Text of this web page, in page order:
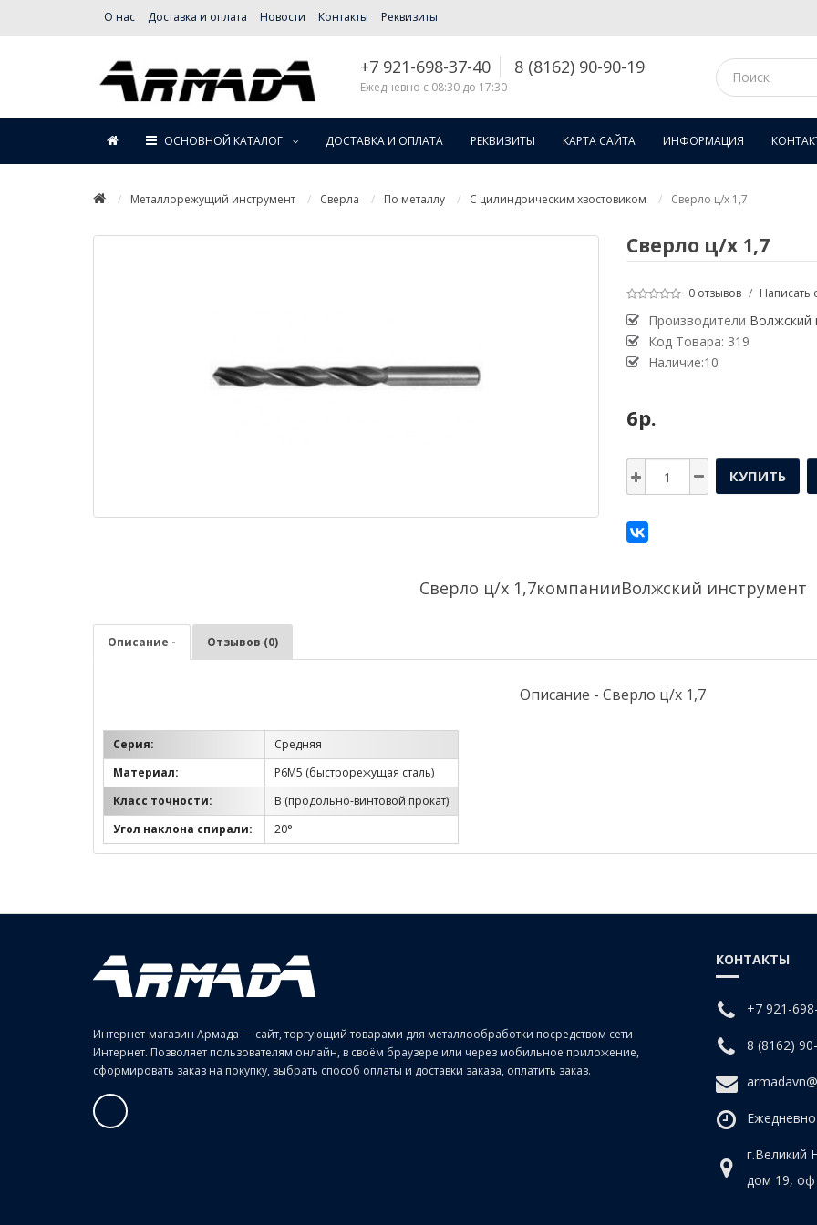
О нас Доставка и оплата Новости Контакты Реквизиты
+7 921-698-37-40 8 (8162) 90-90-19
Ежедневно с 08:30 до 17:30
ОСНОВНОЙ КАТАЛОГ ДОСТАВКА И ОПЛАТА РЕКВИЗИТЫ КАРТА САЙТА ИНФОРМАЦИЯ
Металлорежущий инструмент Сверла По металлу С цилиндрическим хвостовиком Сверло ц/х 1,7
Сверло ц/х 1,7
0 отзывов / Написать
Производители Волжский
Код Товара: 319
Наличие:10
6р.
КУПИТЬ
Сверло ц/х 1,7компанииВолжский инструмент
Описание - Отзывов (0)
Описание - Сверло ц/х 1,7
Серия:
Средняя
Материал:
Р6М5 (быстрорежущая сталь)
Класс точности:
B (продольно-винтовой прокат)
Угол наклона спирали:
20°
Интернет-магазин Армада — сайт, торгующий товарами для металлообработки посредством сети
Интернет. Позволяет пользователям онлайн, в своём браузере или через мобильное приложение,
сформировать заказ на покупку, выбрать способ оплаты и доставки заказа, оплатить заказ.
КОНТАКТЫ
+7 921-
8 (8162)
г.Великий
дом 19, оф